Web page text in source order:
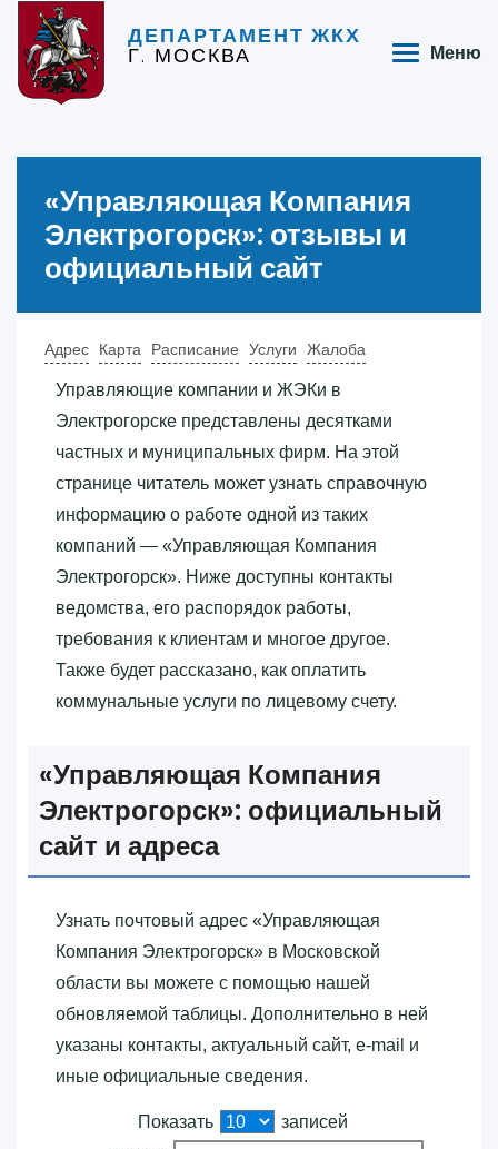
ДЕПАРТАМЕНТ ЖКХ
Г. МОСКВА Меню
«‎Управляющая Компания
Электрогорск»‎: отзывы и
официальный сайт
Адрес Карта Расписание Услуги Жалоба
Управляющие компании и ЖЭКи в
Электрогорске представлены десятками
частных и муниципальных фирм. На этой
странице читатель может узнать справочную
информацию о работе одной из таких
компаний — «‎Управляющая Компания
Электрогорск»‎. Ниже доступны контакты
ведомства, его распорядок работы,
требования к клиентам и многое другое.
Также будет рассказано, как оплатить
коммунальные услуги по лицевому счету.
«‎Управляющая Компания
Электрогорск»‎: официальный
сайт и адреса
Узнать почтовый адрес «‎Управляющая
Компания Электрогорск»‎ в Московской
области вы можете с помощью нашей
обновляемой таблицы. Дополнительно в ней
указаны контакты, актуальный сайт, e-mail и
иные официальные сведения.
Показать
записей